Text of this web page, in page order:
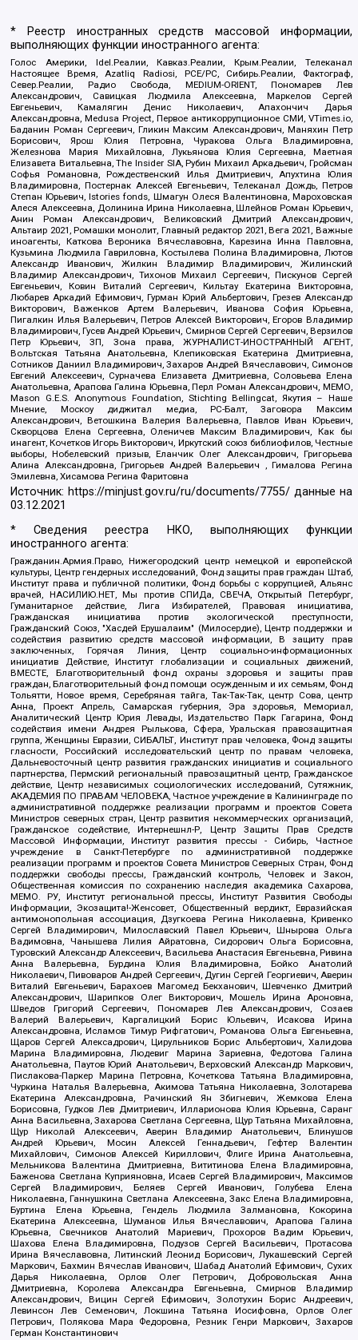
* Реестр иностранных средств массовой информации,
выполняющих функции иностранного агента:
Голос Америки, Idel.Реалии, Кавказ.Реалии, Крым.Реалии, Телеканал
Настоящее Время, Azatliq Radiosi, PCE/PC, Сибирь.Реалии, Фактограф,
Север.Реалии, Радио Свобода, MEDIUM-ORIENT, Пономарев Лев
Александрович, Савицкая Людмила Алексеевна, Маркелов Сергей
Евгеньевич, Камалягин Денис Николаевич, Апахончич Дарья
Александровна, Medusa Project, Первое антикоррупционное СМИ, VTimes.io,
Баданин Роман Сергеевич, Гликин Максим Александрович, Маняхин Петр
Борисович, Ярош Юлия Петровна, Чуракова Ольга Владимировна,
Железнова Мария Михайловна, Лукьянова Юлия Сергеевна, Маетная
Елизавета Витальевна, The Insider SIA, Рубин Михаил Аркадьевич, Гройсман
Софья Романовна, Рождественский Илья Дмитриевич, Апухтина Юлия
Владимировна, Постернак Алексей Евгеньевич, Телеканал Дождь, Петров
Степан Юрьевич, Istories fonds, Шмагун Олеся Валентиновна, Мароховская
Алеся Алексеевна, Долинина Ирина Николаевна, Шлейнов Роман Юрьевич,
Анин Роман Александрович, Великовский Дмитрий Александрович,
Альтаир 2021, Ромашки монолит, Главный редактор 2021, Вега 2021, Важные
иноагенты, Каткова Вероника Вячеславовна, Карезина Инна Павловна,
Кузьмина Людмила Гавриловна, Костылева Полина Владимировна, Лютов
Александр Иванович, Жилкин Владимир Владимирович, Жилинский
Владимир Александрович, Тихонов Михаил Сергеевич, Пискунов Сергей
Евгеньевич, Ковин Виталий Сергеевич, Кильтау Екатерина Викторовна,
Любарев Аркадий Ефимович, Гурман Юрий Альбертович, Грезев Александр
Викторович, Важенков Артем Валерьевич, Иванова София Юрьевна,
Пигалкин Илья Валерьевич, Петров Алексей Викторович, Егоров Владимир
Владимирович, Гусев Андрей Юрьевич, Смирнов Сергей Сергеевич, Верзилов
Петр Юрьевич, ЗП, Зона права, ЖУРНАЛИСТ-ИНОСТРАННЫЙ АГЕНТ,
Вольтская Татьяна Анатольевна, Клепиковская Екатерина Дмитриевна,
Сотников Даниил Владимирович, Захаров Андрей Вячеславович, Симонов
Евгений Алексеевич, Сурначева Елизавета Дмитриевна, Соловьева Елена
Анатольевна, Арапова Галина Юрьевна, Перл Роман Александрович, МЕМО,
Mason G.E.S. Anonymous Foundation, Stichting Bellingcat, Якутия – Наше
Мнение, Москоу диджитал медиа, РС-Балт, Заговора Максим
Александрович, Ветошкина Валерия Валерьевна, Павлов Иван Юрьевич,
Скворцова Елена Сергеевна, Оленичев Максим Владимирович, Как бы
инагент, Кочетков Игорь Викторович, Иркутский союз библиофилов, Честные
выборы, Нобелевский призыв, Еланчик Олег Александрович, Григорьева
Алина Александровна, Григорьев Андрей Валерьевич , Гималова Регина
Эмилевна, Хисамова Регина Фаритовна
Источник: https://minjust.gov.ru/ru/documents/7755/ данные на
03.12.2021
* Сведения реестра НКО, выполняющих функции
иностранного агента:
Гражданин.Армия.Право, Нижегородский центр немецкой и европейской
культуры, Центр гендерных исследований, Фонд защиты прав граждан Штаб,
Институт права и публичной политики, Фонд борьбы с коррупцией, Альянс
врачей, НАСИЛИЮ.НЕТ, Мы против СПИДа, СВЕЧА, Открытый Петербург,
Гуманитарное действие, Лига Избирателей, Правовая инициатива,
Гражданская инициатива против экологической преступности,
Гражданский Союз, "Хасдей Ерушалаим" (Милосердие), Центр поддержки и
содействия развитию средств массовой информации, В защиту прав
заключенных, Горячая Линия, Центр социально-информационных
инициатив Действие, Институт глобализации и социальных движений,
ВМЕСТЕ, Благотворительный фонд охраны здоровья и защиты прав
граждан, Благотворительный фонд помощи осужденным и их семьям, Фонд
Тольятти, Новое время, Серебряная тайга, Так-Так-Так, центр Сова, центр
Анна, Проект Апрель, Самарская губерния, Эра здоровья, Мемориал,
Аналитический Центр Юрия Левады, Издательство Парк Гагарина, Фонд
содействия имени Андрея Рылькова, Сфера, Уральская правозащитная
группа, Женщины Евразии, СИБАЛЬТ, Институт прав человека, Фонд защиты
гласности, Российский исследовательский центр по правам человека,
Дальневосточный центр развития гражданских инициатив и социального
партнерства, Пермский региональный правозащитный центр, Гражданское
действие, Центр независимых социологических исследований, Сутяжник,
АКАДЕМИЯ ПО ПРАВАМ ЧЕЛОВЕКА, Частное учреждение в Калининграде по
административной поддержке реализации программ и проектов Совета
Министров северных стран, Центр развития некоммерческих организаций,
Гражданское содействие, Интернешнл-Р, Центр Защиты Прав Средств
Массовой Информации, Институт развития прессы - Сибирь, Частное
учреждение в Санкт-Петербурге по административной поддержке
реализации программ и проектов Совета Министров Северных Стран, Фонд
поддержки свободы прессы, Гражданский контроль, Человек и Закон,
Общественная комиссия по сохранению наследия академика Сахарова,
МЕМО. РУ, Институт региональной прессы, Институт Развития Свободы
Информации, Экозащита!-Женсовет, Общественный вердикт, Евразийская
антимонопольная ассоциация, Дзугкоева Регина Николаевна, Кривенко
Сергей Владимирович, Милославский Павел Юрьевич, Шнырова Ольга
Вадимовна, Чанышева Лилия Айратовна, Сидорович Ольга Борисовна,
Туровский Александр Алексеевич, Васильева Анастасия Евгеньевна, Ривина
Анна Валерьевна, Бурдина Юлия Владимировна, Бойко Анатолий
Николаевич, Пивоваров Андрей Сергеевич, Дугин Сергей Георгиевич, Аверин
Виталий Евгеньевич, Барахоев Магомед Бекханович, Шевченко Дмитрий
Александрович, Шарипков Олег Викторович, Мошель Ирина Ароновна,
Шведов Григорий Сергеевич, Пономарев Лев Александрович, Созаев
Валерий Валерьевич, Каргалицкий Борис Юльевич, Исакова Ирина
Александровна, Исламов Тимур Рифгатович, Романова Ольга Евгеньевна,
Щаров Сергей Алексадрович, Цирульников Борис Альбертович, Халидова
Марина Владимировна, Людевиг Марина Зариевна, Федотова Галина
Анатольевна, Паутов Юрий Анатольевич, Верховский Александр Маркович,
Пислакова-Паркер Марина Петровна, Кочеткова Татьяна Владимировна,
Чуркина Наталья Валерьевна, Акимова Татьяна Николаевна, Золотарева
Екатерина Александровна, Рачинский Ян Збигневич, Жемкова Елена
Борисовна, Гудков Лев Дмитриевич, Илларионова Юлия Юрьевна, Саранг
Анна Васильевна, Захарова Светлана Сергеевна, Щур Татьяна Михайловна,
Щур Николай Алексеевич, Аверин Владимир Анатольевич, Блинушов
Андрей Юрьевич, Мосин Алексей Геннадьевич, Гефтер Валентин
Михайлович, Симонов Алексей Кириллович, Флиге Ирина Анатольевна,
Мельникова Валентина Дмитриевна, Вититинова Елена Владимировна,
Баженова Светлана Куприяновна, Исаев Сергей Владимирович, Максимов
Сергей Владимирович, Беляев Сергей Иванович, Голубева Елена
Николаевна, Ганнушкина Светлана Алексеевна, Закс Елена Владимировна,
Буртина Елена Юрьевна, Гендель Людмила Залмановна, Кокорина
Екатерина Алексеевна, Шуманов Илья Вячеславович, Арапова Галина
Юрьевна, Свечников Анатолий Мариевич, Прохоров Вадим Юрьевич,
Шахова Елена Владимировна, Подузов Сергей Васильевич, Протасова
Ирина Вячеславовна, Литинский Леонид Борисович, Лукашевский Сергей
Маркович, Бахмин Вячеслав Иванович, Шабад Анатолий Ефимович, Сухих
Дарья Николаевна, Орлов Олег Петрович, Добровольская Анна
Дмитриевна, Королева Александра Евгеньевна, Смирнов Владимир
Александрович, Вицин Сергей Ефимович, Золотухин Борис Андреевич,
Левинсон Лев Семенович, Локшина Татьяна Иосифовна, Орлов Олег
Петрович, Полякова Мара Федоровна, Резник Генри Маркович, Захаров
Герман Константинович